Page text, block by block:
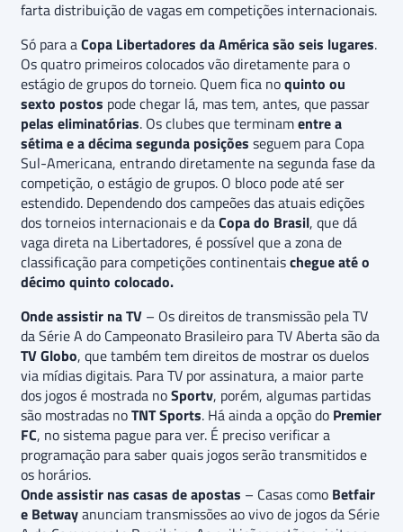
farta distribuição de vagas em competições internacionais.
Só para aCopa Libertadores da Américasão seis lugares.
Os quatro primeiros colocados vão diretamente para o
estágio de grupos do torneio. Quem fica noquinto ou
sexto postos pode chegar lá, mas tem, antes, que passar
pelas eliminatórias. Os clubes que terminamentre a
sétima e a décima segunda posições seguem para Copa
Sul-Americana, entrando diretamente na segunda fase da
competição, o estágio de grupos. O bloco pode até ser
estendido. Dependendo dos campeões das atuais edições
dos torneios internacionais e daCopa do Brasil, que dá
vaga direta na Libertadores, é possível que a zona de
classificação para competições continentaischegue até o
décimo quinto colocado.
Onde assistir na TV – Os direitos de transmissão pela TV
da Série A do Campeonato Brasileiro para TV Aberta são da
TV Globo, que também tem direitos de mostrar os duelos
via mídias digitais. Para TV por assinatura, a maior parte
dos jogos é mostrada noSportv, porém, algumas partidas
são mostradas noTNT Sports. Há ainda a opção do Premier
FC, no sistema pague para ver. É preciso verificar a
programação para saber quais jogos serão transmitidos e
os horários.
Onde assistir nas casas de apostas – Casas como Betfair
e Betwayanunciam transmissões ao vivo de jogos da Série